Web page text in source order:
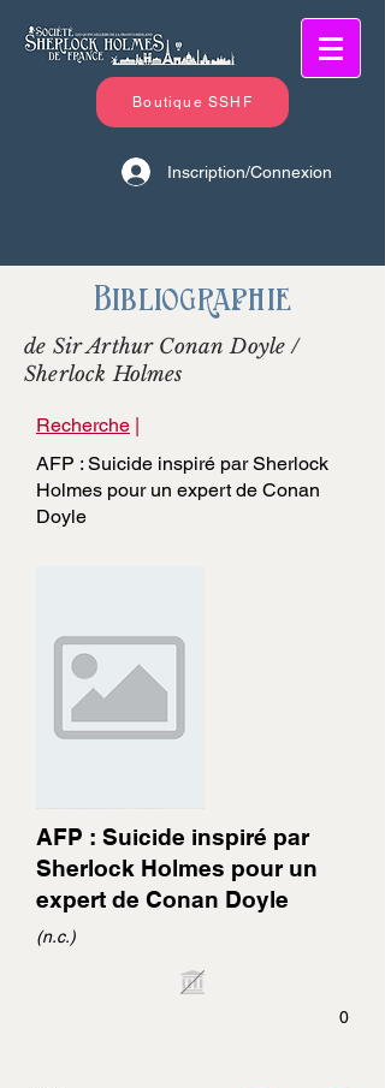
Boutique SSHF
Inscription/Connexion
Bibliographie
de Sir Arthur Conan Doyle /
Sherlock Holmes
Recherche |
AFP : Suicide inspiré par Sherlock
Holmes pour un expert de Conan
Doyle
AFP : Suicide inspiré par
Sherlock Holmes pour un
expert de Conan Doyle
(n.c.)
0